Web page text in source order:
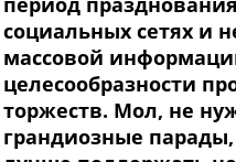
социальных сетях и
массовой
целесообразности
торжеств. Мол, не
грандиозные